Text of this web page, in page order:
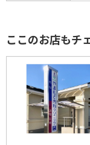
ここのお店もチ